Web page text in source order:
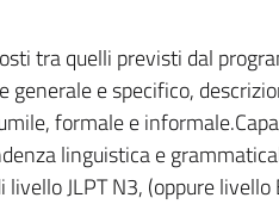
tra quelli previsti dal
e specifico,
formale e
linguistica e
JLPT N3, (oppure